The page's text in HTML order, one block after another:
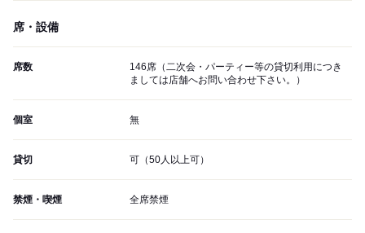
席・設備
席数
146席（二次会・パーティー等の貸切利用につき
ましては店舗へお問い合わせ下さい。）
個室 無
貸切 可（50人以上可）
禁煙・喫煙 全席禁煙